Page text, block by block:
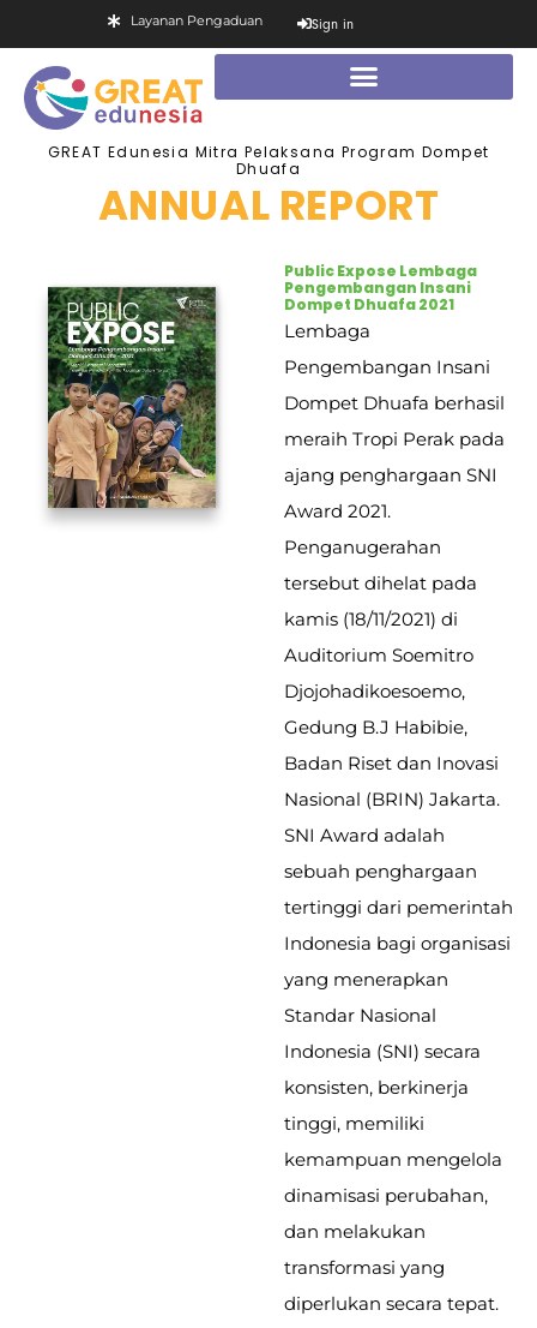
Layanan Pengaduan Sign in
GREAT Edunesia Mitra Pelaksana Program Dompet
Dhuafa
ANNUAL REPORT
Public Expose Lembaga
Pengembangan Insani
Dompet Dhuafa 2021
Lembaga
Pengembangan Insani
Dompet Dhuafa berhasil
meraih Tropi Perak pada
ajang penghargaan SNI
Award 2021.
Penganugerahan
tersebut dihelat pada
kamis (18/11/2021) di
Auditorium Soemitro
Djojohadikoesoemo,
Gedung B.J Habibie,
Badan Riset dan Inovasi
Nasional (BRIN) Jakarta.
SNI Award adalah
sebuah penghargaan
tertinggi dari pemerintah
Indonesia bagi organisasi
yang menerapkan
Standar Nasional
Indonesia (SNI) secara
konsisten, berkinerja
tinggi, memiliki
kemampuan mengelola
dinamisasi perubahan,
dan melakukan
transformasi yang
diperlukan secara tepat.